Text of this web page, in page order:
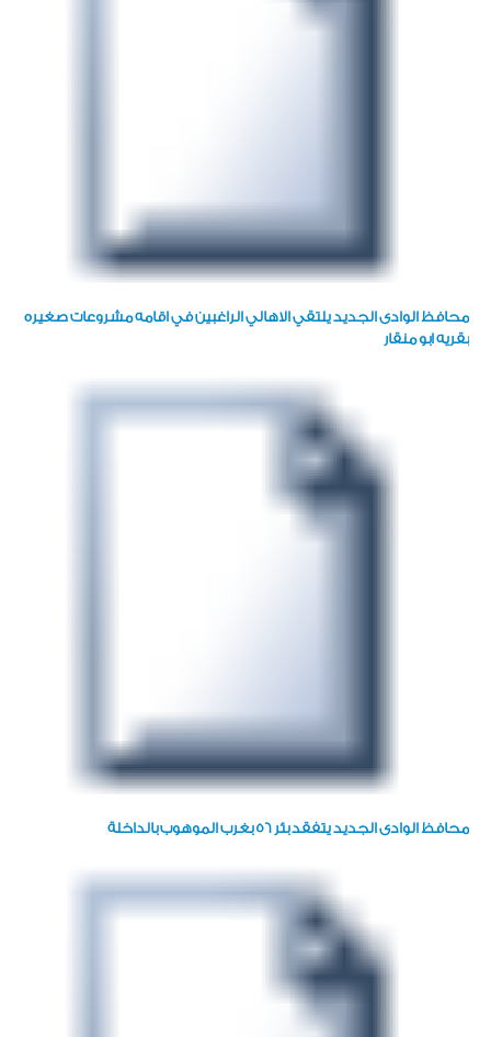
محافظ الوادى الجديد يلتقي الاهالي الراغبين في اقامه مشروعات صغيره
بقريه ابو منقار
محافظ الوادى الجديد يتفقد بئر ٥٦ بغرب الموهوب بالداخلة